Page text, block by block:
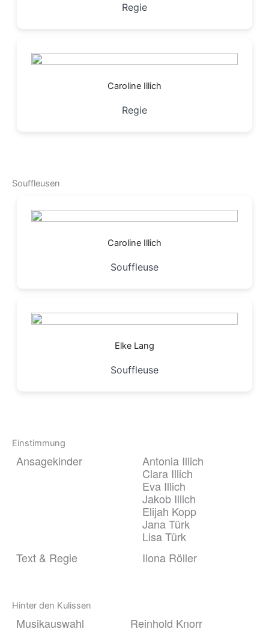
Regie
Caroline Illich
Regie
Souffleusen
Caroline Illich
Souffleuse
Elke Lang
Souffleuse
Einstimmung
Ansagekinder
Antonia Illich
Clara Illich
Eva Illich
Jakob Illich
Elijah Kopp
Jana Türk
Lisa Türk
Text & Regie
Ilona Röller
Hinter den Kulissen
Musikauswahl
Reinhold Knorr